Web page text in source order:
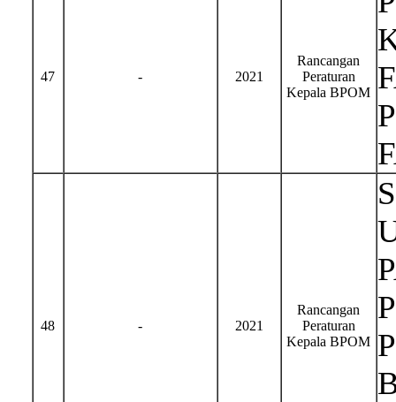
47 - 2021
Rancangan
Peraturan
Kepala BPOM
48 - 2021
Rancangan
Peraturan
Kepala BPOM